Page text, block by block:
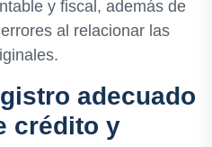
y fiscal, además de
al relacionar las
adecuado
crédito y